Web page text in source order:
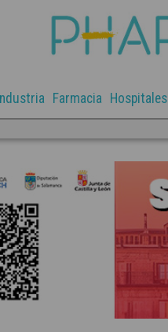
Industria Farmacia Hospitales